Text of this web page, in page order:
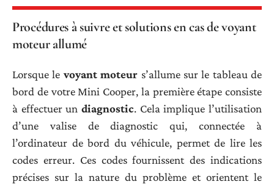
Procédures à suivre et solutions en cas de voyant
moteur allumé
Lorsque le voyant moteur s’allume sur le tableau de
bord de votre Mini Cooper, la première étape consiste
à effectuer un diagnostic. Cela implique l’utilisation
d’une valise de diagnostic qui, connectée à
l’ordinateur de bord du véhicule, permet de lire les
codes erreur. Ces codes fournissent des indications
précises sur la nature du problème et orientent le